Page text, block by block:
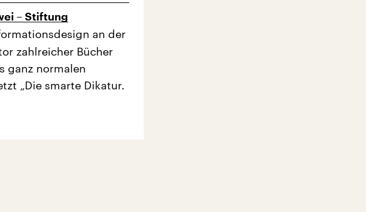
– Stiftung
an der
zahlreicher Bücher
ganz normalen
„Die smarte Dikatur.